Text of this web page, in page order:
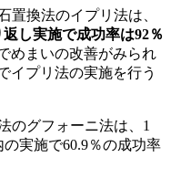
置換法のイプリ法は、
し実施で成功率は92％
めまいの改善がみられ
イプリ法の実施を行う
のグフォーニ法は、1
実施で60.9％の成功率